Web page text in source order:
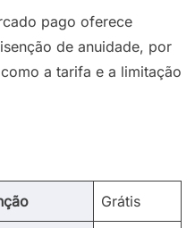
pago oferece
de anuidade, por
a tarifa e a limitação
Grátis